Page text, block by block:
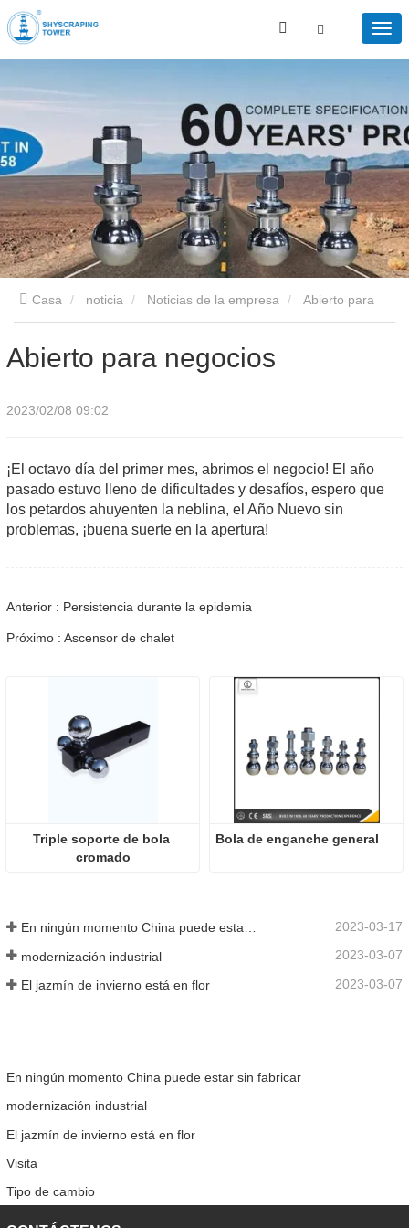
Casa noticia Noticias de la empresa
Abierto para negocios
2023/02/08 09:02
¡El octavo día del primer mes, abrimos el negocio! El año
pasado estuvo lleno de dificultades y desafíos, espero que
los petardos ahuyenten la neblina, el Año Nuevo sin
problemas, ¡buena suerte en la apertura!
Anterior : Persistencia durante la epidemia
Próximo : Ascensor de chalet
Triple soporte de bola
cromado
Bola de enganche general
En ningún momento China puede estar sin fabricar 2023-03-17
modernización industrial 2023-03-07
El jazmín de invierno está en flor 2023-03-07
En ningún momento China puede estar sin fabricar
modernización industrial
El jazmín de invierno está en flor
Visita
Tipo de cambio